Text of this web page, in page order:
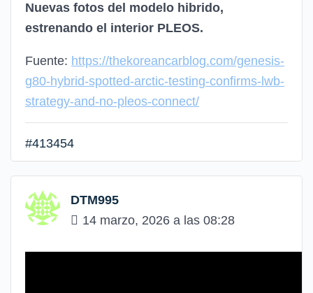
Nuevas fotos del modelo hibrido,
estrenando el interior PLEOS.
Fuente: https://thekoreancarblog.com/genesis-
g80-hybrid-spotted-arctic-testing-confirms-lwb-
strategy-and-no-pleos-connect/
#413454
DTM995
14 marzo, 2026 a las 08:28